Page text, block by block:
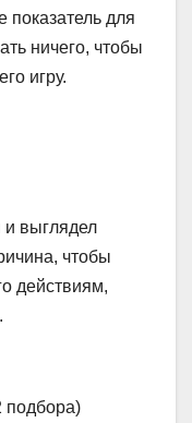
показатель для
ничего, чтобы
игру.
и выглядел
чтобы
действиям,
подбора)